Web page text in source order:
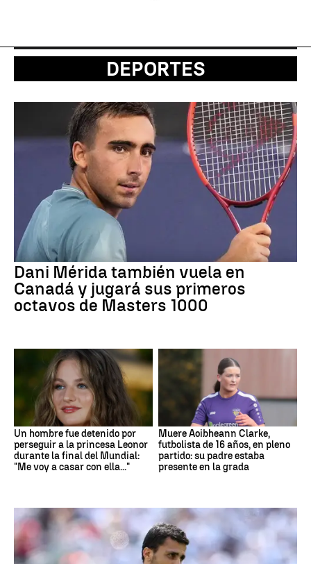
DEPORTES
Dani Mérida también vuela en
Canadá y jugará sus primeros
octavos de Masters 1000
Un hombre fue detenido por
perseguir a la princesa Leonor
durante la final del Mundial:
"Me voy a casar con ella..."
Muere Aoibheann Clarke,
futbolista de 16 años, en pleno
partido: su padre estaba
presente en la grada